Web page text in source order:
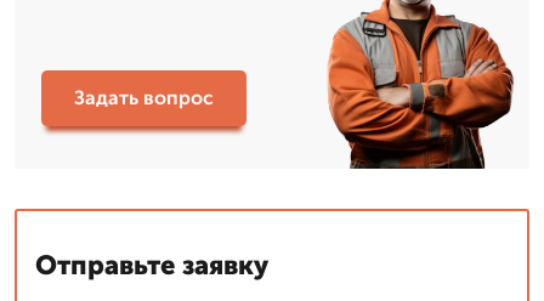
Задать вопрос
Отправьте заявку